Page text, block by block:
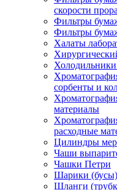
скорости
Фильтры
Фильтры
Халаты
сорбенты и
материалы
расходные
Цилиндры
Чаши
Чашки Петри
Шарики
Шланги